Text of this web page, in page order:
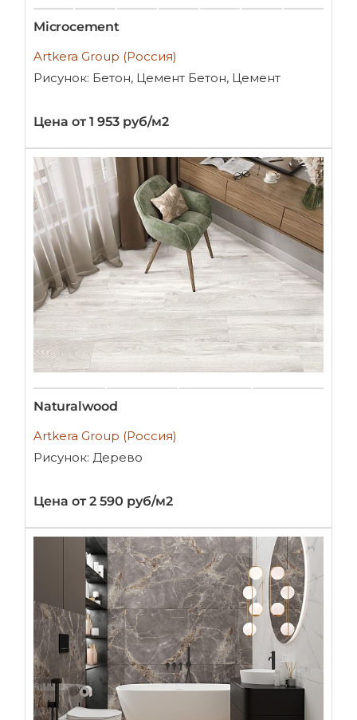
Microcement
Artkera Group (Россия)
Рисунок: Бетон, Цемент Бетон, Цемент
Цена от 1 953 руб/м2
Naturalwood
Artkera Group (Россия)
Рисунок: Дерево
Цена от 2 590 руб/м2